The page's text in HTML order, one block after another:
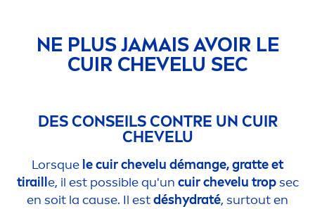
NE PLUS JAMAIS AVOIR LE
CUIR CHEVELU SEC
DES CONSEILS CONTRE UN CUIR
CHEVELU
Lorsque le cuir chevelu démange, gratte et
tiraille, il est possible qu'un cuir chevelu tropsec
en soit la cause. Il estdéshydraté, surtout en